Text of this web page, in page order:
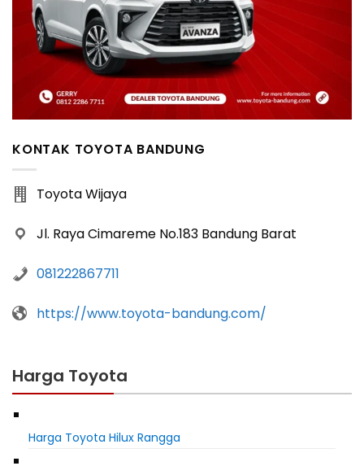
KONTAK TOYOTA BANDUNG
Toyota Wijaya
Jl. Raya Cimareme No.183 Bandung Barat
081222867711
https://www.toyota-bandung.com/
Harga Toyota
Harga Toyota Hilux Rangga